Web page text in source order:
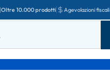
Oltre 10.000 prodotti Agevolazioni fiscali